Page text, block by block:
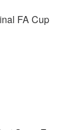
FA Cup